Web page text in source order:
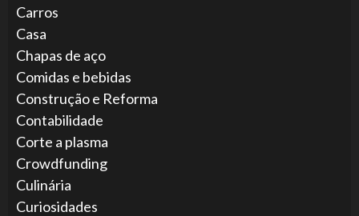
Carros
Casa
Chapas de aço
Comidas e bebidas
Construção e Reforma
Contabilidade
Corte a plasma
Crowdfunding
Culinária
Curiosidades